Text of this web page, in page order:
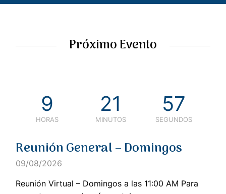
Próximo Evento
9
HORAS
21
MINUTOS
57
SEGUNDOS
Reunión General – Domingos
09/08/2026
Reunión Virtual – Domingos a las 11:00 AM Para